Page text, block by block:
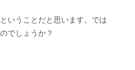
ということだと思います。では
でしょうか？